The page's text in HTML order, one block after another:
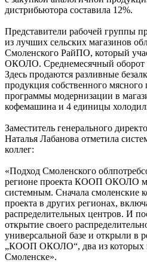
дистрибьютора составила 12%.
Представители рабочей группы
из лучших сельских магазинов
Смоленского РайПО, который
ОКОЛО. Среднемесячный оборот
Здесь продаются разливные
продукция собственного
программы модернизации в
кофемашина и 4 единицы
Заместитель генерального
Наталья Лабанова отметила
коллег:
«Подход Смоленского
регионе проекта КООП ОКОЛО
системным. Сначала смоленские
проекта в других регионах,
распределительных центров. И
открытие своего
универсальной базе и открыли в
„КООП ОКОЛО“, два из которых
Смоленске».